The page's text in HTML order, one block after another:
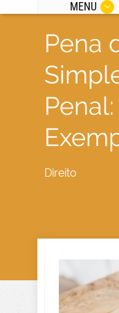
MENU
Pena
Direito